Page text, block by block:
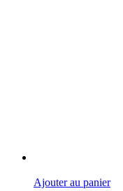
Ajouter au panier